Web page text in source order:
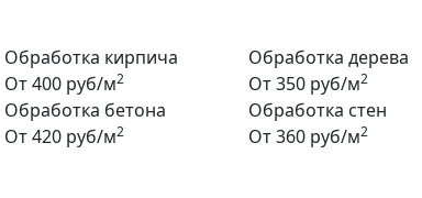
Обработка кирпича
От 400 руб/м2
Обработка дерева
От 350 руб/м2
Обработка бетона
От 420 руб/м2
Обработка стен
От 360 руб/м2